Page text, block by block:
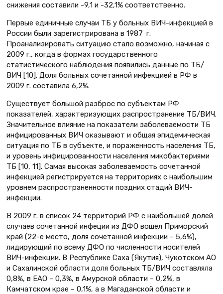
снижения составили -9,1 и -32,1% соответственно.
Первые единичные случаи ТБ у больных ВИЧ-инфекцией в
России были зарегистрирована в 1987 г.
Проанализировать ситуацию стало возможно, начиная с
2009 г., когда в формах государственного
статистического наблюдения появились данные по ТБ/
ВИЧ [10]. Доля больных сочетанной инфекцией в РФ в
2009 г. составила 6,2%.
Существует большой разброс по субъектам РФ
показателей, характеризующих распространение ТБ/ВИЧ.
Значительное влияние на показатели заболеваемости ТБ
инфицированных ВИЧ оказывают и общая эпидемическая
ситуация по ТБ в субъекте, и пораженность населения ТБ,
и уровень инфицированности населения микобактериями
ТБ [10, 11]. Самая высокая заболеваемость сочетанной
инфекцией регистрируется на территориях с наибольшим
уровнем распространенности поздних стадий ВИЧ-
инфекции.
В 2009 г. в список 24 территорий РФ с наибольшей долей
случаев сочетанной инфеции из ДФО вошел Приморский
край (22-е место, доля сочетанной инфекции – 5,6%),
лидирующий по всему ДФО по численности носителей
ВИЧ-инфекции. В Республике Саха (Якутия), Чукотском АО
и Сахалинской области доля больных ТБ/ВИЧ составляла
0,8%, в ЕАО – 0,3%, в Амурской области – 0,2%, в
Камчатском крае – 0,1%, а в Магаданской области и